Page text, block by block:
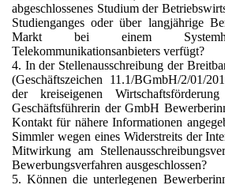
abgeschlossenes Studium der
Studienganges oder über langjährige
Markt bei einem
Telekommunikationsanbieters verfügt?
4. In der Stellenausschreibung der
(Geschäftszeichen 11.1/BGmbH/2/01/
der kreiseigenen
Geschäftsführerin der GmbH
Kontakt für nähere Informationen
Simmler wegen eines Widerstreits der
Mitwirkung am
Bewerbungsverfahren ausgeschlossen?
5. Können die unterlegenen